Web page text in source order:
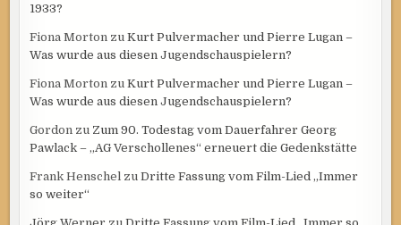
1933?
Fiona Morton zuKurt Pulvermacher und Pierre Lugan –
Was wurde aus diesen Jugendschauspielern?
Fiona Morton zuKurt Pulvermacher und Pierre Lugan –
Was wurde aus diesen Jugendschauspielern?
Gordon zu Zum 90. Todestag vom Dauerfahrer Georg
Pawlack – „AG Verschollenes“ erneuert die Gedenkstätte
Frank Henschel zuDritte Fassung vom Film-Lied „Immer
so weiter“